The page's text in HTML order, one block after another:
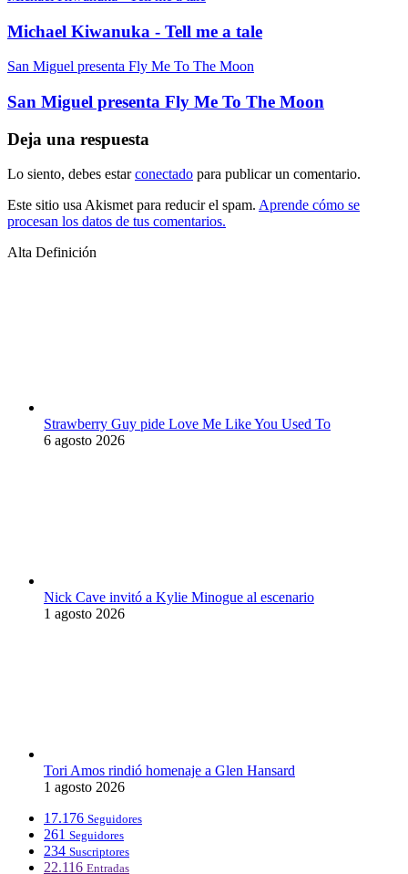
Michael Kiwanuka - Tell me a tale
San Miguel presenta Fly Me To The Moon
San Miguel presenta Fly Me To The Moon
Deja una respuesta
Lo siento, debes estarconectado para publicar un comentario.
Este sitio usa Akismet para reducir el spam. Aprende cómo se
procesan los datos de tus comentarios.
Alta Definición
Strawberry Guy pide Love Me Like You Used To
6 agosto 2026
Nick Cave invitó a Kylie Minogue al escenario
1 agosto 2026
Tori Amos rindió homenaje a Glen Hansard
1 agosto 2026
17.176 Seguidores
261 Seguidores
234 Suscriptores
22.116 Entradas